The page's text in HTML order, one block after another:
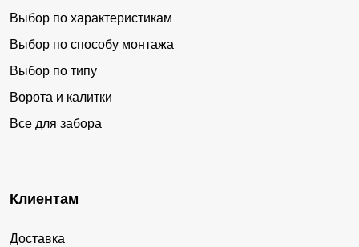
Выбор по характеристикам
Выбор по способу монтажа
Выбор по типу
Ворота и калитки
Все для забора
Клиентам
Доставка